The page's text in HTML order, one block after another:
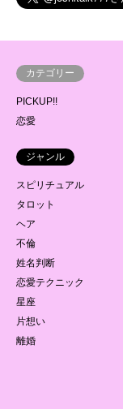
カテゴリー
PICKUP!!
恋愛
ジャンル
スピリチュアル
タロット
ヘア
不倫
姓名判断
恋愛テクニック
星座
片想い
離婚